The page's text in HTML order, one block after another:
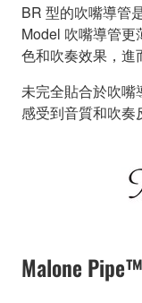
BR 型的吹嘴導管
Model 吹嘴導管
色和吹奏效果，進
未完全貼合於吹嘴
感受到音質和吹奏
Malone Pipe™